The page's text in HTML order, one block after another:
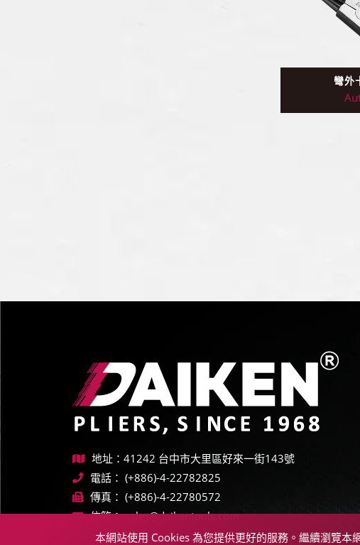
彎外
地址：41242 台中市大里區好來一街143號
電話： (+886)-4-22782825
傳真： (+886)-4-22780572
信箱： sales@daikentools.com
本網站使用 Cookies 為您提供更好的服務。繼續瀏覽本